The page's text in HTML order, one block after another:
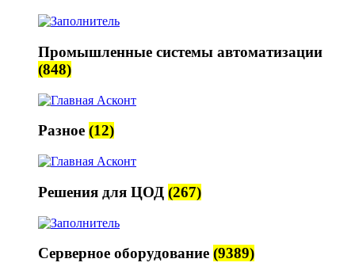
Промышленные системы автоматизации
(848)
Разное (12)
Решения для ЦОД (267)
Серверное оборудование (9389)